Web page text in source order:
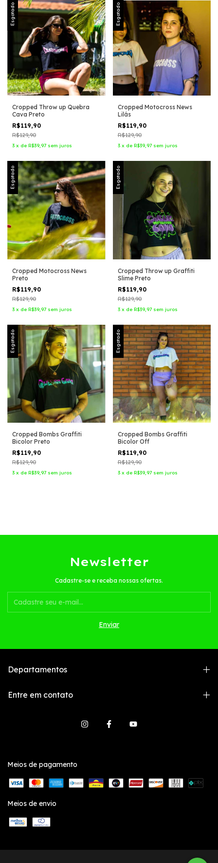
Esgotado
Cropped Throw up Quebra
Cava Preto
R$119,90
R$129,90
3 x de R$39,97 sem juros
Esgotado
Cropped Motocross News
Lilás
R$119,90
R$129,90
3 x de R$39,97 sem juros
Esgotado
Cropped Motocross News
Preto
R$119,90
R$129,90
3 x de R$39,97 sem juros
Esgotado
Cropped Throw up Graffiti
Slime Preto
R$119,90
R$129,90
3 x de R$39,97 sem juros
Esgotado
Cropped Bombs Graffiti
Bicolor Preto
R$119,90
R$129,90
3 x de R$39,97 sem juros
Esgotado
Cropped Bombs Graffiti
Bicolor Off
R$119,90
R$129,90
3 x de R$39,97 sem juros
Newsletter
Cadastre-se e receba nossas ofertas.
Departamentos
Entre em contato
Meios de pagamento
Meios de envio